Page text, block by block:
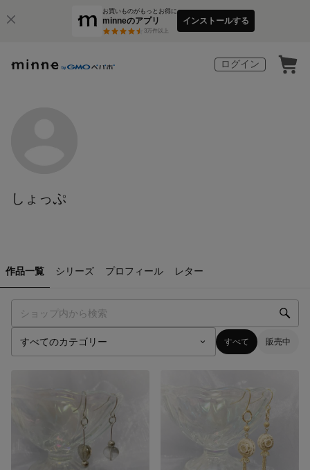
お買いものがもっとお得に
minneのアプリ
3万件以上
インストールする
ログイン
しょっぷ
作品一覧 シリーズ プロフィール レター
すべて 販売中